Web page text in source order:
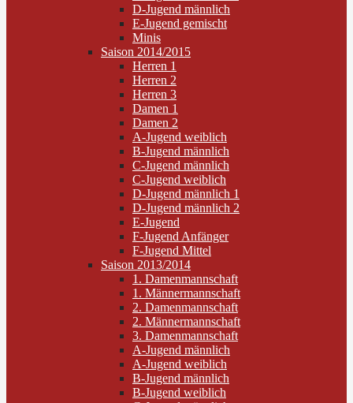
D-Jugend männlich
E-Jugend gemischt
Minis
Saison 2014/2015
Herren 1
Herren 2
Herren 3
Damen 1
Damen 2
A-Jugend weiblich
B-Jugend männlich
C-Jugend männlich
C-Jugend weiblich
D-Jugend männlich 1
D-Jugend männlich 2
E-Jugend
F-Jugend Anfänger
F-Jugend Mittel
Saison 2013/2014
1. Damenmannschaft
1. Männermannschaft
2. Damenmannschaft
2. Männermannschaft
3. Damenmannschaft
A-Jugend männlich
A-Jugend weiblich
B-Jugend männlich
B-Jugend weiblich